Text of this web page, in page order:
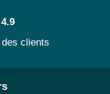
clients